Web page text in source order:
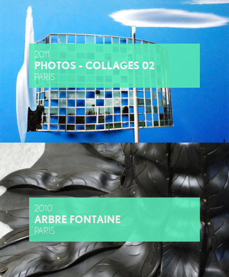
2011
PHOTOS - COLLAGES 02
PARIS
2010
ARBRE FONTAINE
PARIS